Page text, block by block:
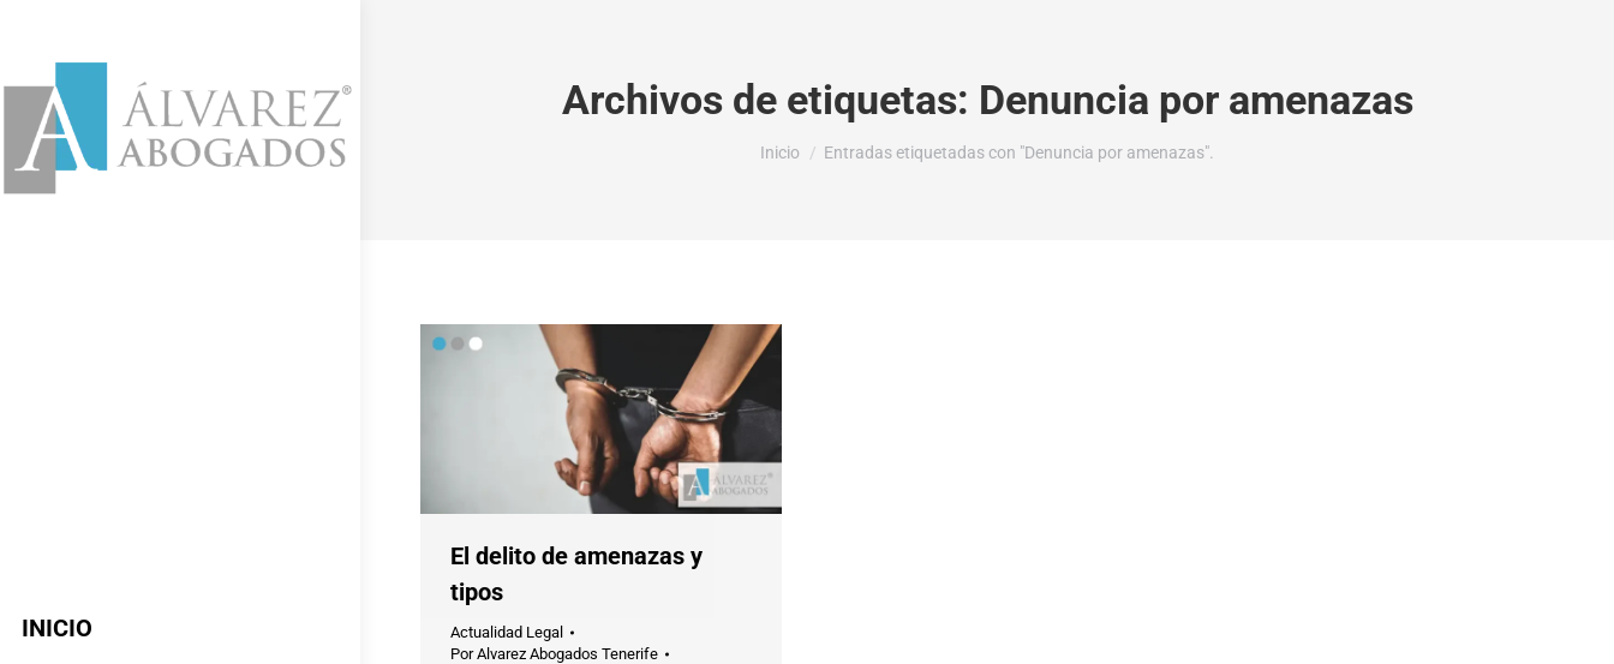
INICIO
Archivos de etiquetas: Denuncia por amenazas
Estás aquí:
Inicio Entradas etiquetadas con "Denuncia por amenazas".
El delito de amenazas y
tipos
Actualidad Legal
PorAlvarez Abogados Tenerife